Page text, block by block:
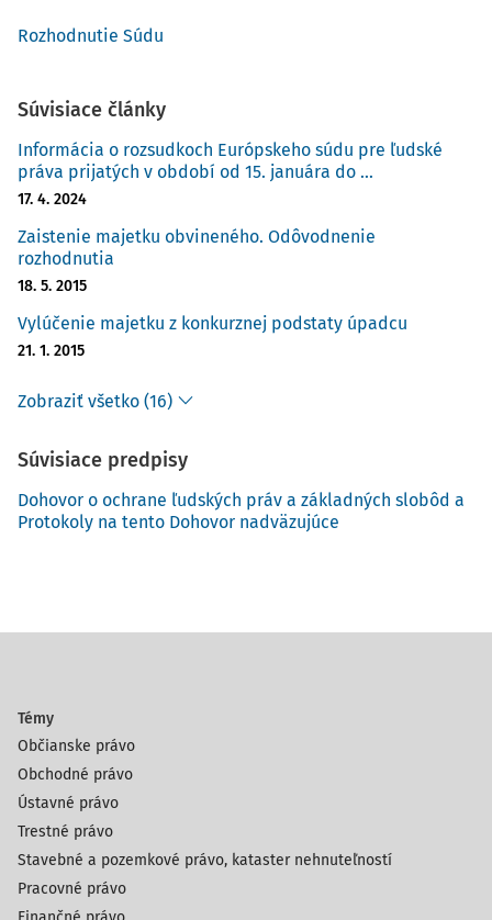
Rozhodnutie Súdu
Súvisiace články
Informácia o rozsudkoch Európskeho súdu pre ľudské
práva prijatých v období od 15. januára do ...
17. 4. 2024
Zaistenie majetku obvineného. Odôvodnenie
rozhodnutia
18. 5. 2015
Vylúčenie majetku z konkurznej podstaty úpadcu
21. 1. 2015
Zobraziť všetko (16)
Súvisiace predpisy
Dohovor o ochrane ľudských práv a základných slobôd a
Protokoly na tento Dohovor nadväzujúce
Témy
Občianske právo
Obchodné právo
Ústavné právo
Trestné právo
Stavebné a pozemkové právo, kataster nehnuteľností
Pracovné právo